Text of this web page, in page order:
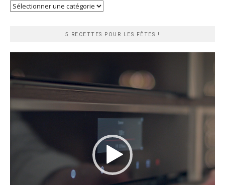
Recherche
5 RECETTES POUR LES FÊTES !